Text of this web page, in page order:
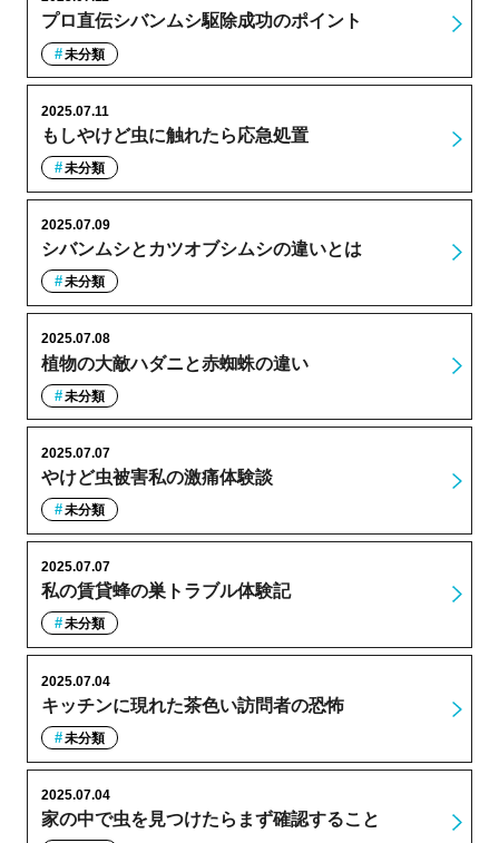
プロ直伝シバンムシ駆除成功のポイント
未分類
もしやけど虫に触れたら応急処置
2025.07.11
未分類
シバンムシとカツオブシムシの違いとは
2025.07.09
未分類
植物の大敵ハダニと赤蜘蛛の違い
2025.07.08
未分類
やけど虫被害私の激痛体験談
2025.07.07
未分類
私の賃貸蜂の巣トラブル体験記
2025.07.07
未分類
キッチンに現れた茶色い訪問者の恐怖
2025.07.04
未分類
家の中で虫を見つけたらまず確認すること
2025.07.04